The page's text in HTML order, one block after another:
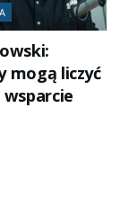
mogą liczyć
wsparcie